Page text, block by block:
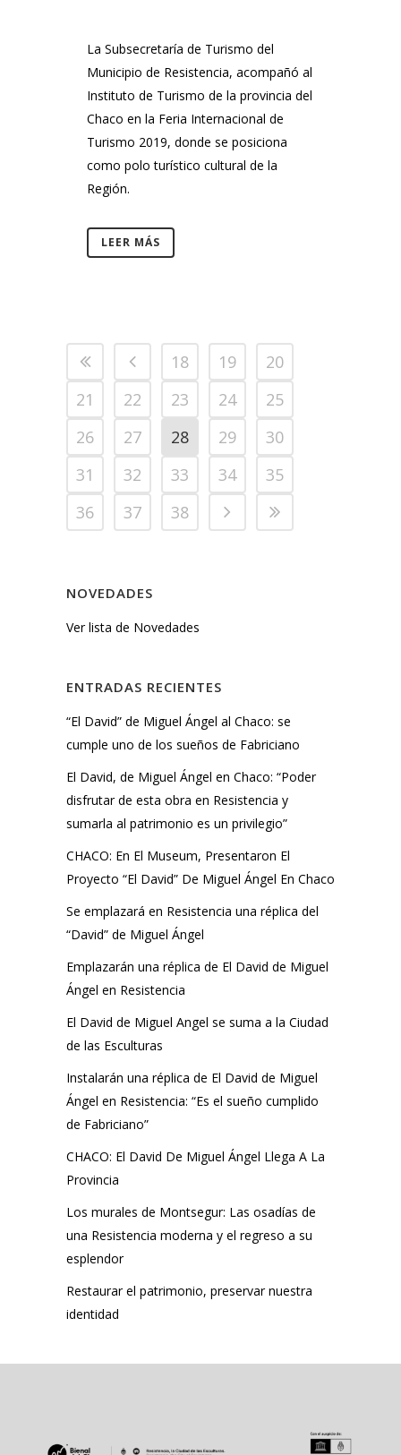
La Subsecretaría de Turismo del
Municipio de Resistencia, acompañó al
Instituto de Turismo de la provincia del
Chaco en la Feria Internacional de
Turismo 2019, donde se posiciona
como polo turístico cultural de la
Región.
LEER MÁS
18 19
20
21
22 23 24
25
26
27 28 29
30
31
32 33 34
35
36
37 38
NOVEDADES
Ver lista de Novedades
ENTRADAS RECIENTES
“El David” de Miguel Ángel al Chaco: se
cumple uno de los sueños de Fabriciano
El David, de Miguel Ángel en Chaco: “Poder
disfrutar de esta obra en Resistencia y
sumarla al patrimonio es un privilegio”
CHACO: En El Museum, Presentaron El
Proyecto “El David” De Miguel Ángel En Chaco
Se emplazará en Resistencia una réplica del
“David” de Miguel Ángel
Emplazarán una réplica de El David de Miguel
Ángel en Resistencia
El David de Miguel Angel se suma a la Ciudad
de las Esculturas
Instalarán una réplica de El David de Miguel
Ángel en Resistencia: “Es el sueño cumplido
de Fabriciano”
CHACO: El David De Miguel Ángel Llega A La
Provincia
Los murales de Montsegur: Las osadías de
una Resistencia moderna y el regreso a su
esplendor
Restaurar el patrimonio, preservar nuestra
identidad